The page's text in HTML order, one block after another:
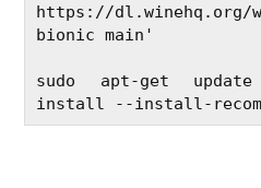
https://dl.winehq.org/
bionic main'
sudo apt-get